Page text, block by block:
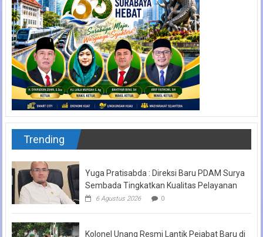
Trending
Yuga Pratisabda : Direksi Baru PDAM Surya
Sembada Tingkatkan Kualitas Pelayanan
6 Agustus 2026 0
Kolonel Unang Resmi Lantik Pejabat Baru di